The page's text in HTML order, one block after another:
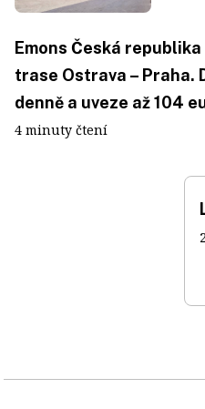
Emons Česká
trase Ostrava – Praha.
denně a uveze až 104
4 minuty čtení